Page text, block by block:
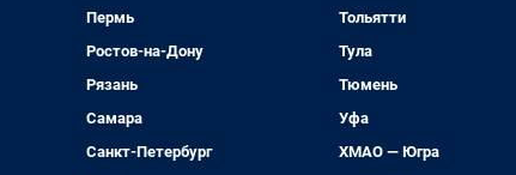
Пермь
Ростов-на-Дону
Рязань
Самара
Санкт-Петербург
Тольятти
Тула
Тюмень
Уфа
ХМАО — Югра